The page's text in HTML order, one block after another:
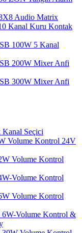
Audio Matrix
Kanal Kuru Kontak
100W 5 Kanal
200W Mixer Anfi
300W Mixer Anfi
Seçici
Volume Kontrol 24V
Volume Kontrol
Volume Kontrol
Volume Kontrol
Volume Kontrol &